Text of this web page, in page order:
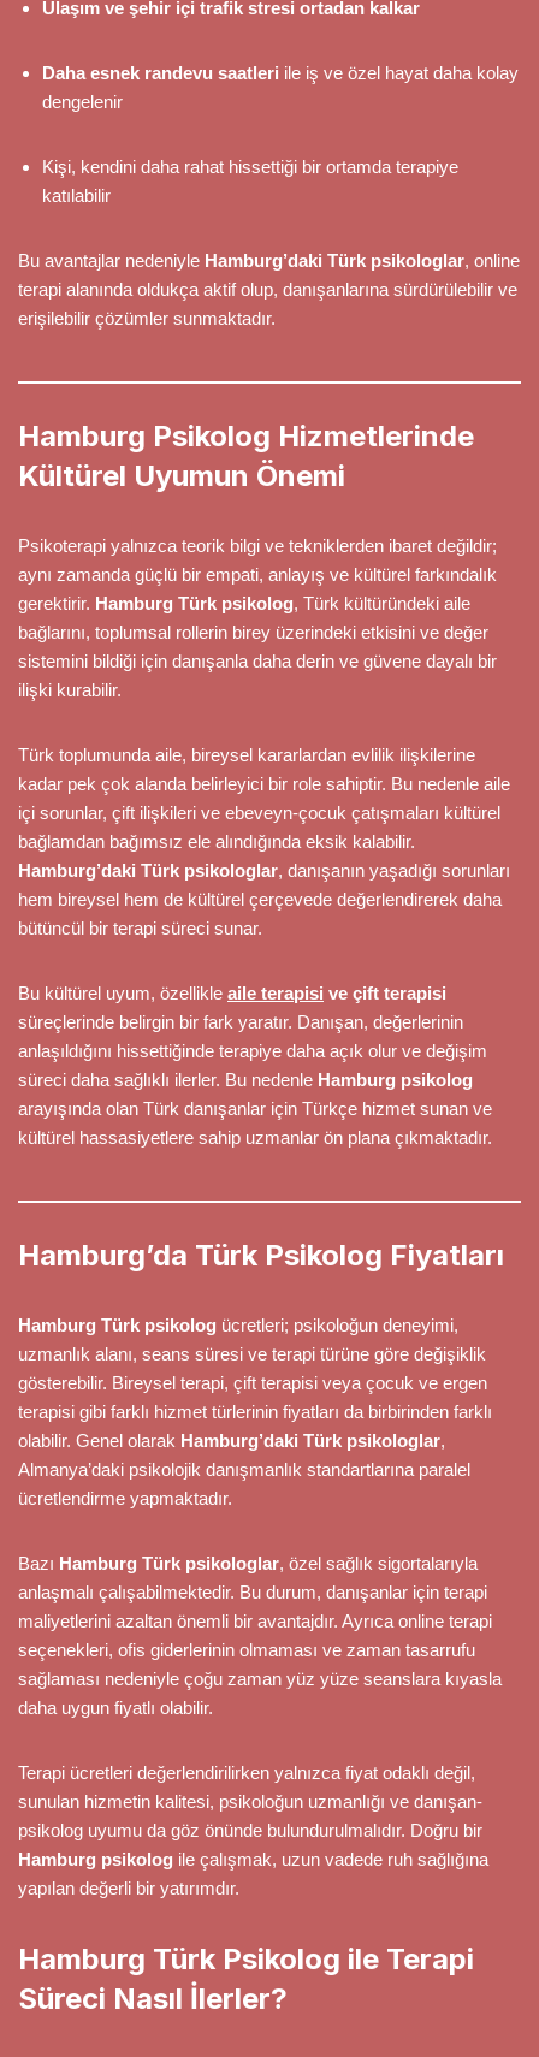
Ulaşım ve şehir içi trafik stresi ortadan kalkar
Daha esnek randevu saatleri ile iş ve özel hayat daha kolay
dengelenir
Kişi, kendini daha rahat hissettiği bir ortamda terapiye
katılabilir
Bu avantajlar nedeniyle Hamburg’daki Türk psikologlar, online
terapi alanında oldukça aktif olup, danışanlarına sürdürülebilir ve
erişilebilir çözümler sunmaktadır.
Hamburg Psikolog Hizmetlerinde
Kültürel Uyumun Önemi
Psikoterapi yalnızca teorik bilgi ve tekniklerden ibaret değildir;
aynı zamanda güçlü bir empati, anlayış ve kültürel farkındalık
gerektirir. Hamburg Türk psikolog, Türk kültüründeki aile
bağlarını, toplumsal rollerin birey üzerindeki etkisini ve değer
sistemini bildiği için danışanla daha derin ve güvene dayalı bir
ilişki kurabilir.
Türk toplumunda aile, bireysel kararlardan evlilik ilişkilerine
kadar pek çok alanda belirleyici bir role sahiptir. Bu nedenle aile
içi sorunlar, çift ilişkileri ve ebeveyn-çocuk çatışmaları kültürel
bağlamdan bağımsız ele alındığında eksik kalabilir.
Hamburg’daki Türk psikologlar, danışanın yaşadığı sorunları
hem bireysel hem de kültürel çerçevede değerlendirerek daha
bütüncül bir terapi süreci sunar.
Bu kültürel uyum, özellikle aile terapisi ve çift terapisi
süreçlerinde belirgin bir fark yaratır. Danışan, değerlerinin
anlaşıldığını hissettiğinde terapiye daha açık olur ve değişim
süreci daha sağlıklı ilerler. Bu nedenle Hamburg psikolog
arayışında olan Türk danışanlar için Türkçe hizmet sunan ve
kültürel hassasiyetlere sahip uzmanlar ön plana çıkmaktadır.
Hamburg’da Türk Psikolog Fiyatları
Hamburg Türk psikolog ücretleri; psikoloğun deneyimi,
uzmanlık alanı, seans süresi ve terapi türüne göre değişiklik
gösterebilir. Bireysel terapi, çift terapisi veya çocuk ve ergen
terapisi gibi farklı hizmet türlerinin fiyatları da birbirinden farklı
olabilir. Genel olarak Hamburg’daki Türk psikologlar,
Almanya’daki psikolojik danışmanlık standartlarına paralel
ücretlendirme yapmaktadır.
Bazı Hamburg Türk psikologlar, özel sağlık sigortalarıyla
anlaşmalı çalışabilmektedir. Bu durum, danışanlar için terapi
maliyetlerini azaltan önemli bir avantajdır. Ayrıca online terapi
seçenekleri, ofis giderlerinin olmaması ve zaman tasarrufu
sağlaması nedeniyle çoğu zaman yüz yüze seanslara kıyasla
daha uygun fiyatlı olabilir.
Terapi ücretleri değerlendirilirken yalnızca fiyat odaklı değil,
sunulan hizmetin kalitesi, psikoloğun uzmanlığı ve danışan-
psikolog uyumu da göz önünde bulundurulmalıdır. Doğru bir
Hamburg psikolog ile çalışmak, uzun vadede ruh sağlığına
yapılan değerli bir yatırımdır.
Hamburg Türk Psikolog ile Terapi
Süreci Nasıl İlerler?